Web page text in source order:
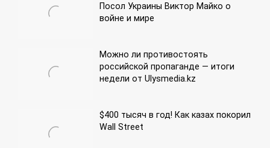
Посол Украины Виктор Майко о
войне и мире
Можно ли противостоять
российской пропаганде — итоги
недели от Ulysmedia.kz
$400 тысяч в год! Как казах покорил
Wall Street